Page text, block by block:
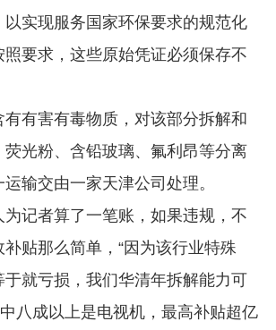
实现服务国家环保要求的规范化
要求，这些原始凭证必须保存不
害有毒物质，对该部分拆解和
光粉、含铅玻璃、氟利昂等分离
输交由一家天津公司处理。
者算了一笔账，如果违规，不
贴那么简单，“因为该行业特殊
就亏损，我们华清年拆解能力可
八成以上是电视机，最高补贴超亿